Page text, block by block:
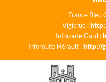
France Bleu
Vigicrue :
Inforoute Gard :
Inforoute Hérault :http://